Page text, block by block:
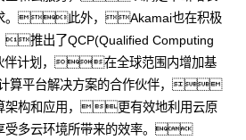
求。此外，Akamai也在积极
推出了QCP(Qualified Computing
伴计划，在全球范围内增加基
计算平台解决方案的合作伙伴，
架构和应用，更有效地利用云原
受多云环境所带来的效率。